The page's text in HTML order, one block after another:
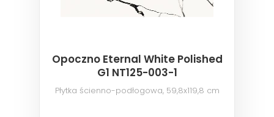
Opoczno Eternal White Polished
G1 NT125-003-1
Płytka ścienno-podłogowa, 59,8x119,8 cm